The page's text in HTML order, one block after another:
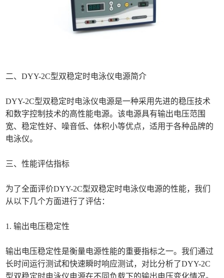
二、DYY-2C型双稳定时电泳仪电源简介
DYY-2C型双稳定时电泳仪电源是一种采用先进的稳压技术
和数字控制技术的高性能电源。该电源具有输出电压范围
宽、稳定性好、噪音低、体积小等优点，适用于各种品牌的
电泳仪。
三、性能评估指标
为了全面评价DYY-2C型双稳定时电泳仪电源的性能，我们
从以下几个方面进行了评估：
1. 输出电压稳定性
输出电压稳定性是衡量电源性能的重要指标之一。我们通过
长时间运行测试和快速瞬时响应测试，对比分析了DYY-2C